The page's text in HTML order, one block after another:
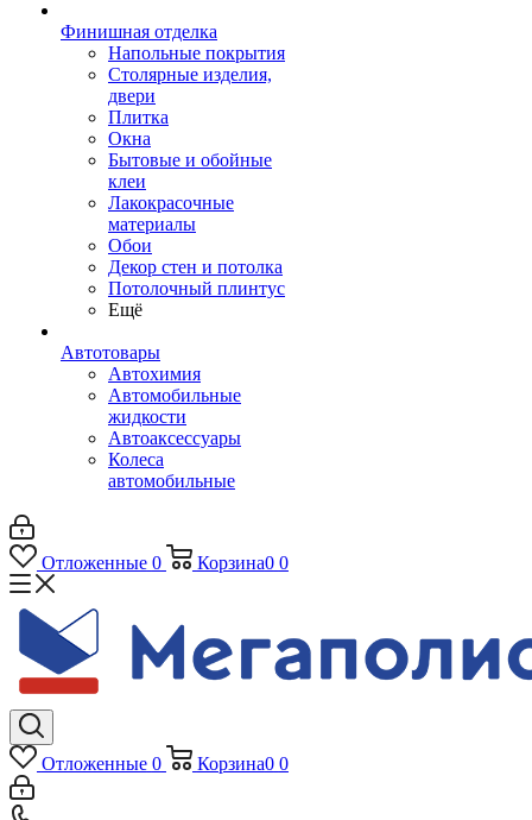
Финишная отделка
Напольные покрытия
Столярные изделия,
двери
Плитка
Окна
Бытовые и обойные
клеи
Лакокрасочные
материалы
Обои
Декор стен и потолка
Потолочный плинтус
Ещё
Автотовары
Автохимия
Автомобильные
жидкости
Автоаксессуары
Колеса
автомобильные
Отложенные 0 Корзина0 0
Отложенные 0 Корзина0 0